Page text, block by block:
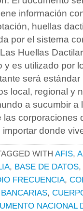
información
huellas
por el sistema
Huellas
y es utilizado por
será estándar
local, regional y
a sucumbir a
corporaciones
donde
WITH AFIS,
, BASE DE DATOS,
FRECUENCIA,
,
NACIONAL